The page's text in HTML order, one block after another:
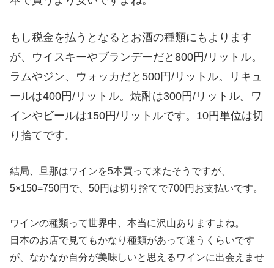
もし税金を払うとなるとお酒の種類にもよります
が、ウイスキーやブランデーだと800円/リットル。
ラムやジン、ウォッカだと500円/リットル。リキュ
ールは400円/リットル。焼酎は300円/リットル。ワ
インやビールは150円/リットルです。10円単位は切
り捨てです。
結局、旦那はワインを5本買って来たそうですが、
5×150=750円で、50円は切り捨てで700円お支払いです。
ワインの種類って世界中、本当に沢山ありますよね。
日本のお店で見てもかなり種類があって迷うくらいです
が、なかなか自分が美味しいと思えるワインに出会えませ